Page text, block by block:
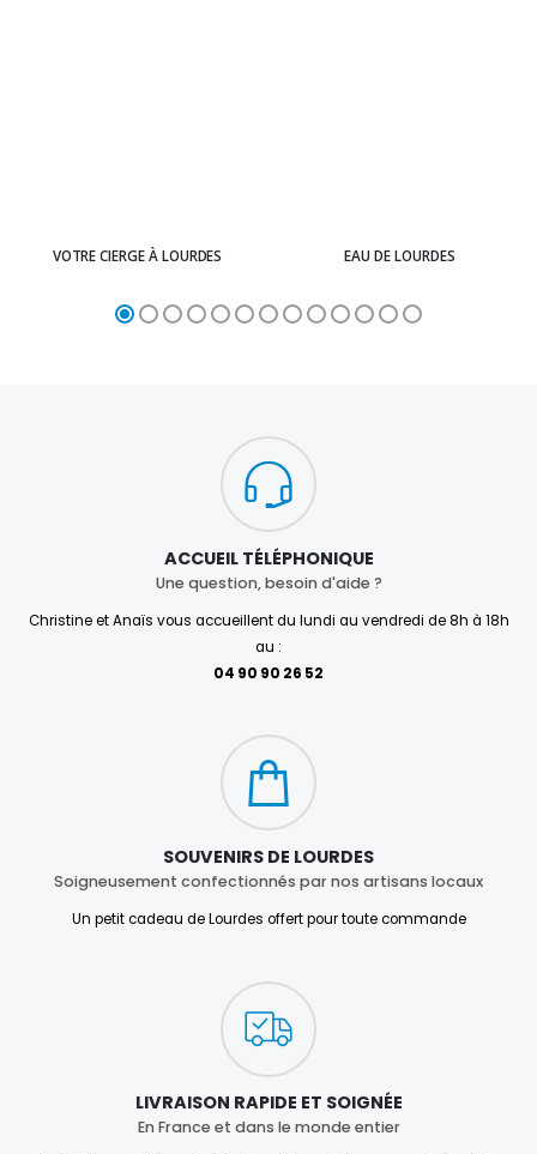
VOTRE CIERGE À LOURDES EAU DE LOURDES
ACCUEIL TÉLÉPHONIQUE
Une question, besoin d'aide ?
Christine et Anaïs vous accueillent du lundi au vendredi de 8h à 18h
au :
04 90 90 26 52
SOUVENIRS DE LOURDES
Soigneusement confectionnés par nos artisans locaux
Un petit cadeau de Lourdes offert pour toute commande
LIVRAISON RAPIDE ET SOIGNÉE
En France et dans le monde entier